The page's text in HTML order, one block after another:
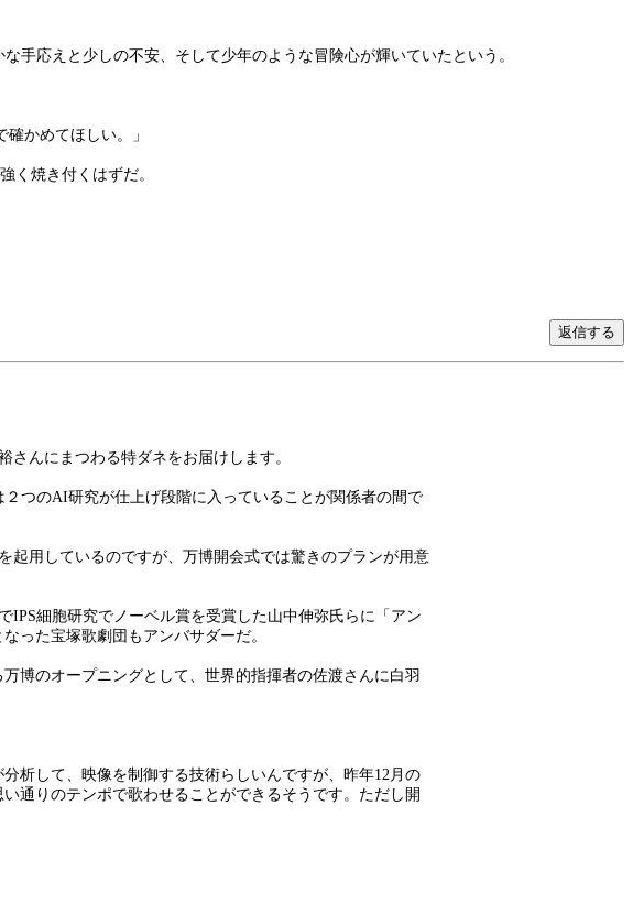
手応えと少しの不安、そして少年のような冒険心が輝いていたという。
かめてほしい。」
く焼き付くはずだ。
さんにまつわる特ダネをお届けします。
つのAI研究が仕上げ段階に入っていることが関係者の間で
起用しているのですが、万博開会式では驚きのプランが用意
細胞研究でノーベル賞を受賞した山中伸弥氏らに「アン
った宝塚歌劇団もアンバサダーだ。
博のオープニングとして、世界的指揮者の佐渡さんに白羽
析して、映像を制御する技術らしいんですが、昨年12月の
通りのテンポで歌わせることができるそうです。ただし開